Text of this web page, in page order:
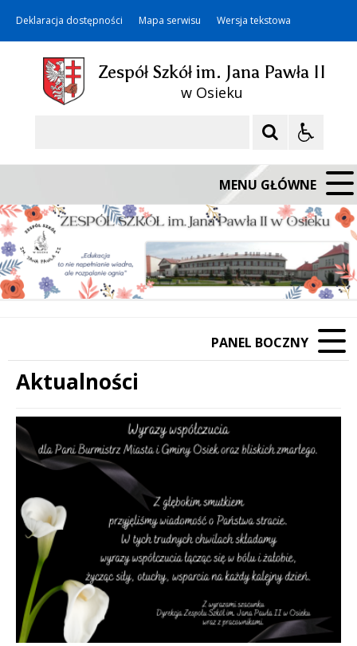
Deklaracja dostępności Mapa serwisu Wersja tekstowa
Zespół Szkół im. Jana Pawła II
w Osieku
MENU GŁÓWNE
PANEL BOCZNY
Aktualności
Treść